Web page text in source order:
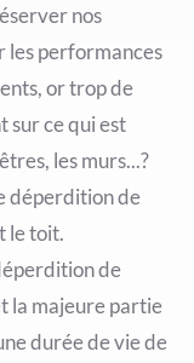
nos
les performances
or trop de
sur ce qui est
les murs...?
déperdition de
le toit.
de
la majeure partie
durée de vie de